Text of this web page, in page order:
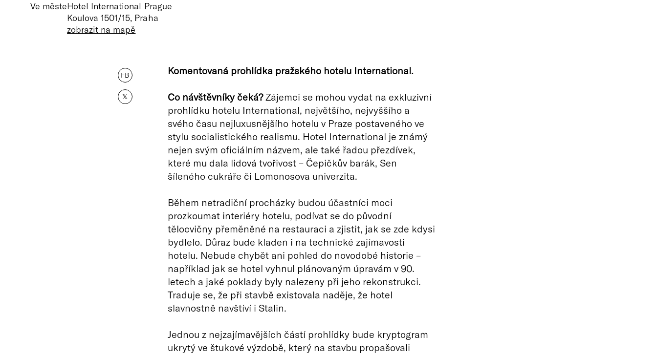
Ve městeHotel International Prague
Koulova 1501/15, Praha
zobrazit na mapě
FB
𝕏
Komentovaná prohlídka pražského hotelu International.
Co návštěvníky čeká?Zájemci se mohou vydat na exkluzivní
prohlídku hotelu International, největšího, nejvyššího a
svého času nejluxusnějšího hotelu v Praze postaveného ve
stylu socialistického realismu. Hotel International je známý
nejen svým oficiálním názvem, ale také řadou přezdívek,
které mu dala lidová tvořivost – Čepičkův barák, Sen
šíleného cukráře či Lomonosova univerzita.
Během netradiční procházky budou účastníci moci
prozkoumat interiéry hotelu, podívat se do původní
tělocvičny přeměněné na restauraci a zjistit, jak se zde kdysi
bydlelo. Důraz bude kladen i na technické zajímavosti
hotelu. Nebude chybět ani pohled do novodobé historie –
například jak se hotel vyhnul plánovaným úpravám v 90.
letech a jaké poklady byly nalezeny při jeho rekonstrukci.
Traduje se, že při stavbě existovala naděje, že hotel
slavnostně navštíví i Stalin.
Jednou z nejzajímavějších částí prohlídky bude kryptogram
ukrytý ve štukové výzdobě, který na stavbu propašovali